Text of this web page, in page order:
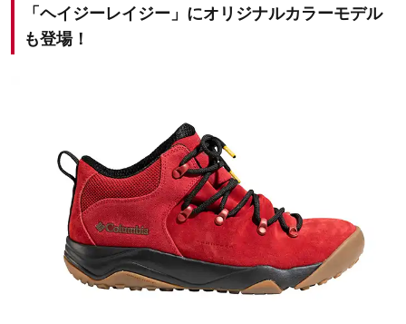
「ヘイジーレイジー」にオリジナルカラーモデル
も登場！